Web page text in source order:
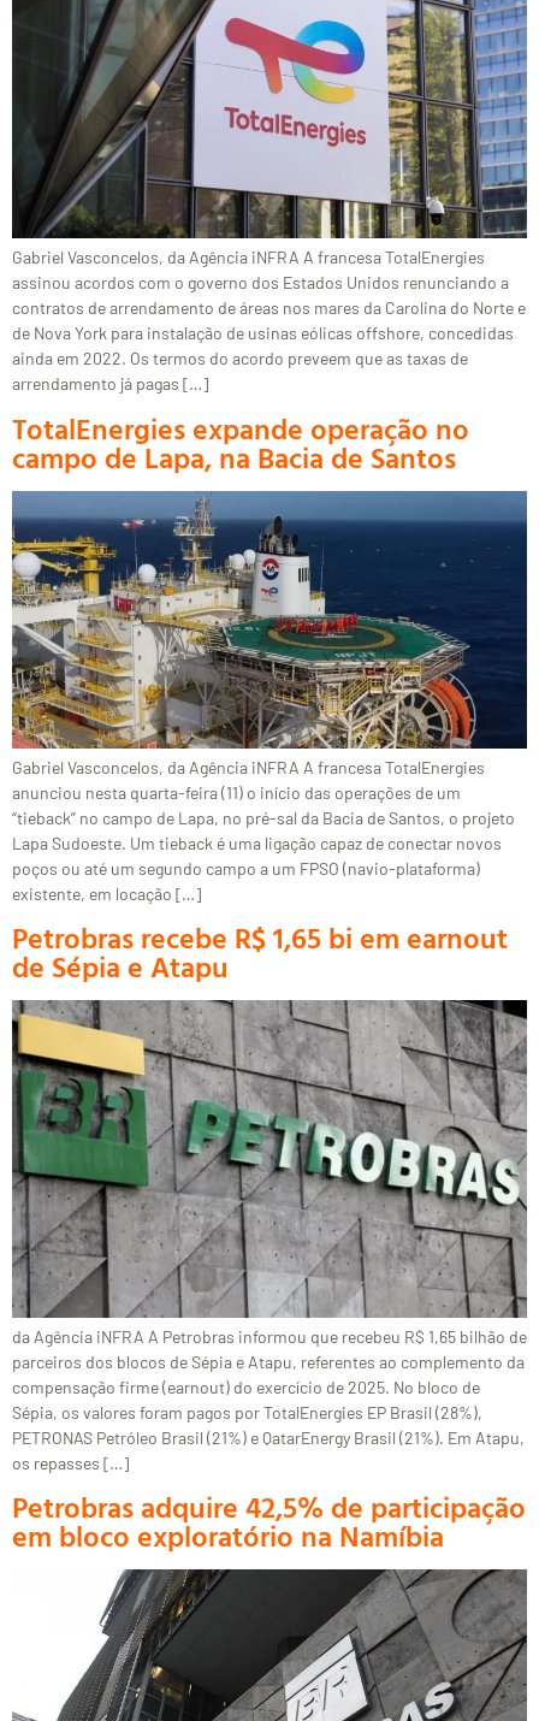
Gabriel Vasconcelos, da Agência iNFRA A francesa TotalEnergies
assinou acordos com o governo dos Estados Unidos renunciando a
contratos de arrendamento de áreas nos mares da Carolina do Norte e
de Nova York para instalação de usinas eólicas offshore, concedidas
ainda em 2022. Os termos do acordo preveem que as taxas de
arrendamento já pagas […]
TotalEnergies expande operação no
campo de Lapa, na Bacia de Santos
Gabriel Vasconcelos, da Agência iNFRA A francesa TotalEnergies
anunciou nesta quarta-feira (11) o início das operações de um
“tieback” no campo de Lapa, no pré-sal da Bacia de Santos, o projeto
Lapa Sudoeste. Um tieback é uma ligação capaz de conectar novos
poços ou até um segundo campo a um FPSO (navio-plataforma)
existente, em locação […]
Petrobras recebe R$ 1,65 bi em earnout
de Sépia e Atapu
da Agência iNFRA A Petrobras informou que recebeu R$ 1,65 bilhão de
parceiros dos blocos de Sépia e Atapu, referentes ao complemento da
compensação firme (earnout) do exercício de 2025. No bloco de
Sépia, os valores foram pagos por TotalEnergies EP Brasil (28%),
PETRONAS Petróleo Brasil (21%) e QatarEnergy Brasil (21%). Em Atapu,
os repasses […]
Petrobras adquire 42,5% de participação
em bloco exploratório na Namíbia